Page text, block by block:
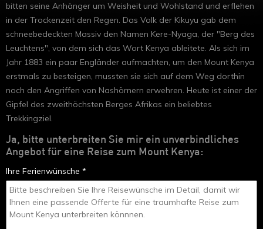
Madagaskar
Marokko
bitten seine Anhänger um Weisheit und Wohlstand und erflehen
in der Trockenzeit den Regen. Das Volk der Kikuyu gab dem
schneebedeckten Massiv den Namen Kere-Nyaga, der "Berg des
Leuchtens", von dem sich das Wort Kenya ableitete. Als sich im
Jahr 1883 ein paar Engländer aufmachten, um den Mount Kenya
erstmals zu besteigen, mussten sie sich auf dem Weg dorthin
noch den Angriffen von Nashörnern erwehren. Heute ist einer der
Gipfel des zweithöchsten Berges Afrikas ein beliebtes
Trekkingziel.
Ja, bitte unterbreiten Sie mir ein unverbindliches
Angebot für eine Reise zum Mount Kenya:
Ihre Ferienwünsche *